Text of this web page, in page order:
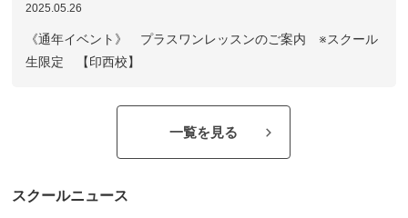
2025.05.26
《通年イベント》 プラスワンレッスンのご案内 ※スクール
生限定 【印西校】
一覧を見る
スクールニュース